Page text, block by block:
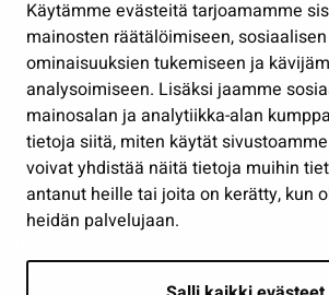
Käytämme evästeitä tarjoamamme
mainosten räätälöimiseen,
ominaisuuksien tukemiseen ja
analysoimiseen. Lisäksi jaamme
mainosalan ja analytiikka-alan
tietoja siitä, miten käytät
voivat yhdistää näitä tietoja muihin
antanut heille tai joita on kerätty, kun
heidän palvelujaan.
Työ ja yrittäminen
Osallistu ja asioi
Näytä omat evästeasetukseni
Seuraa meitä